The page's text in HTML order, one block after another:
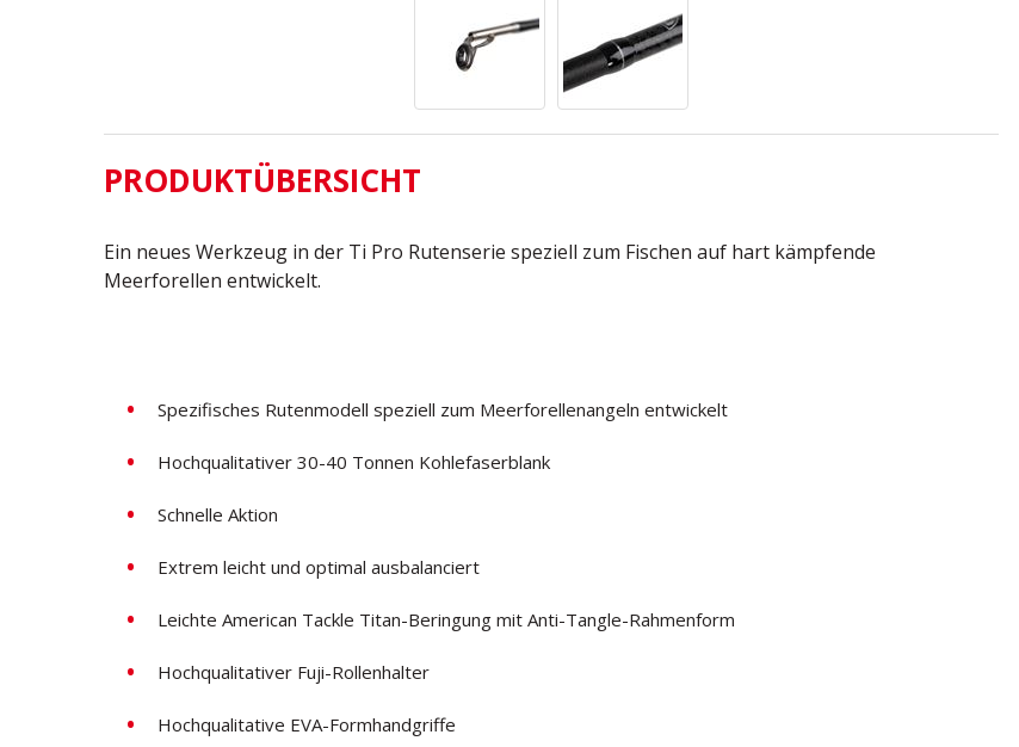
PRODUKTÜBERSICHT
Ein neues Werkzeug in der Ti Pro Rutenserie speziell zum Fischen auf hart kämpfende
Meerforellen entwickelt.
Spezifisches Rutenmodell speziell zum Meerforellenangeln entwickelt
Hochqualitativer 30-40 Tonnen Kohlefaserblank
Schnelle Aktion
Extrem leicht und optimal ausbalanciert
Leichte American Tackle Titan-Beringung mit Anti-Tangle-Rahmenform
Hochqualitativer Fuji-Rollenhalter
Hochqualitative EVA-Formhandgriffe